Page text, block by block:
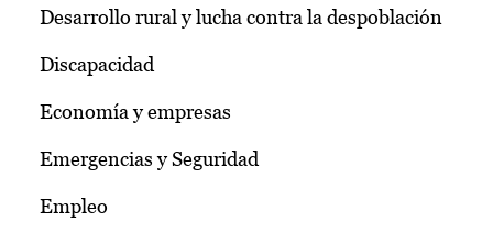
Desarrollo rural y lucha contra la despoblación
Discapacidad
Economía y empresas
Emergencias y Seguridad
Empleo